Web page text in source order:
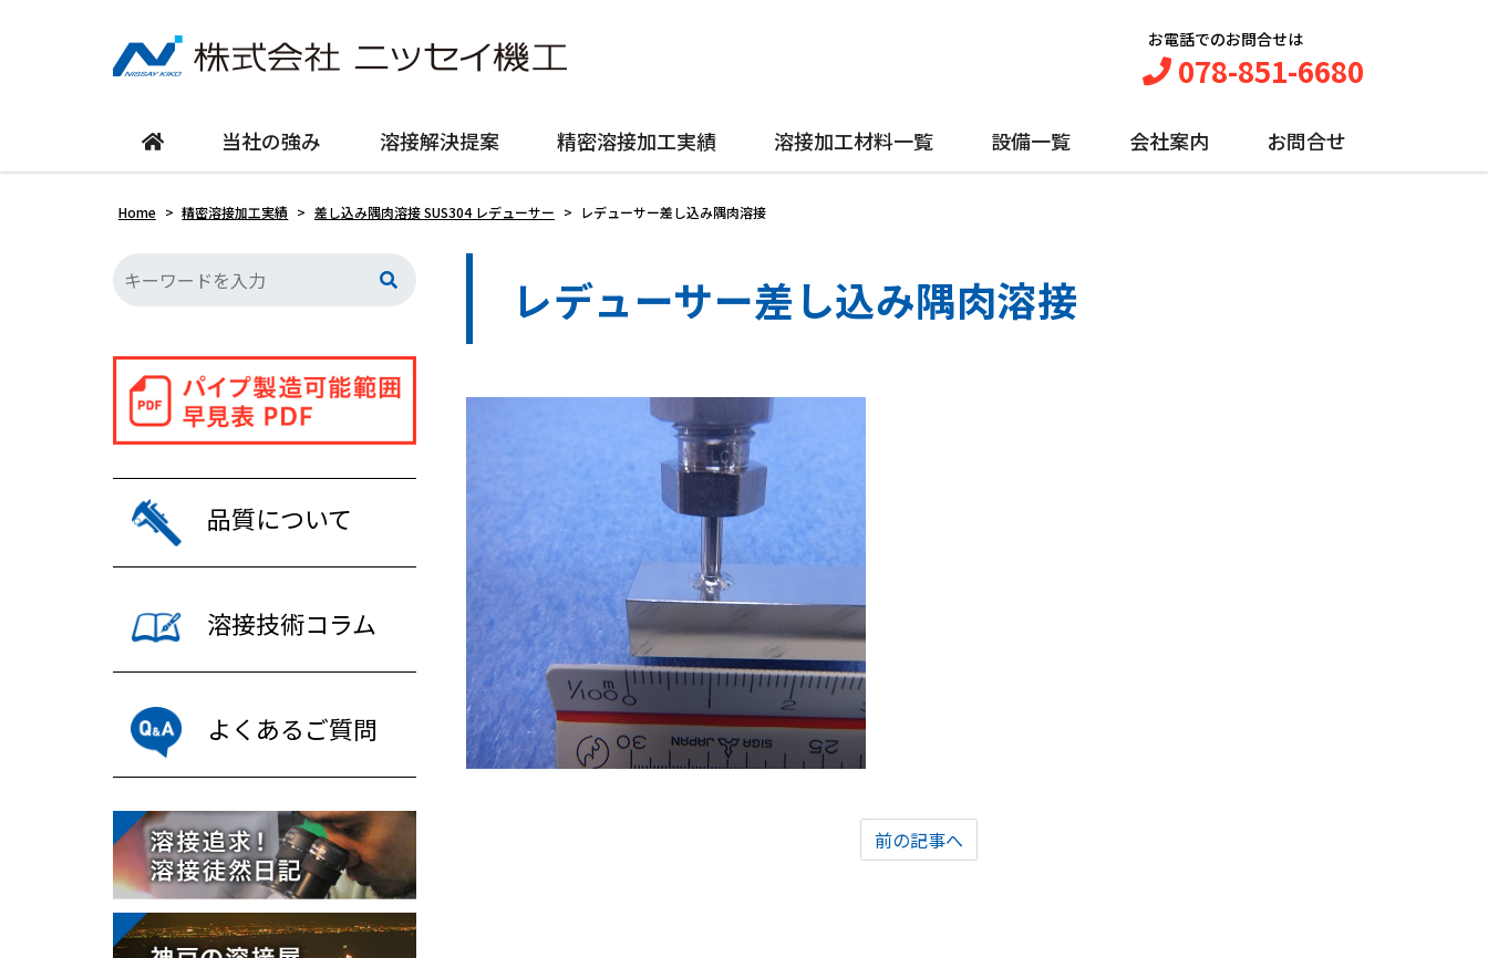
お電話でのお問合せは
078-851-6680
当社の強み 溶接解決提案 精密溶接加工実績 溶接加工材料一覧 設備一覧 会社案内 お問合せ
Home > 精密溶接加工実績 > 差し込み隅肉溶接 SUS304 レデューサー > レデューサー差し込み隅肉溶接
レデューサー差し込み隅肉溶接
前の記事へ
品質について
溶接技術コラム
よくあるご質問